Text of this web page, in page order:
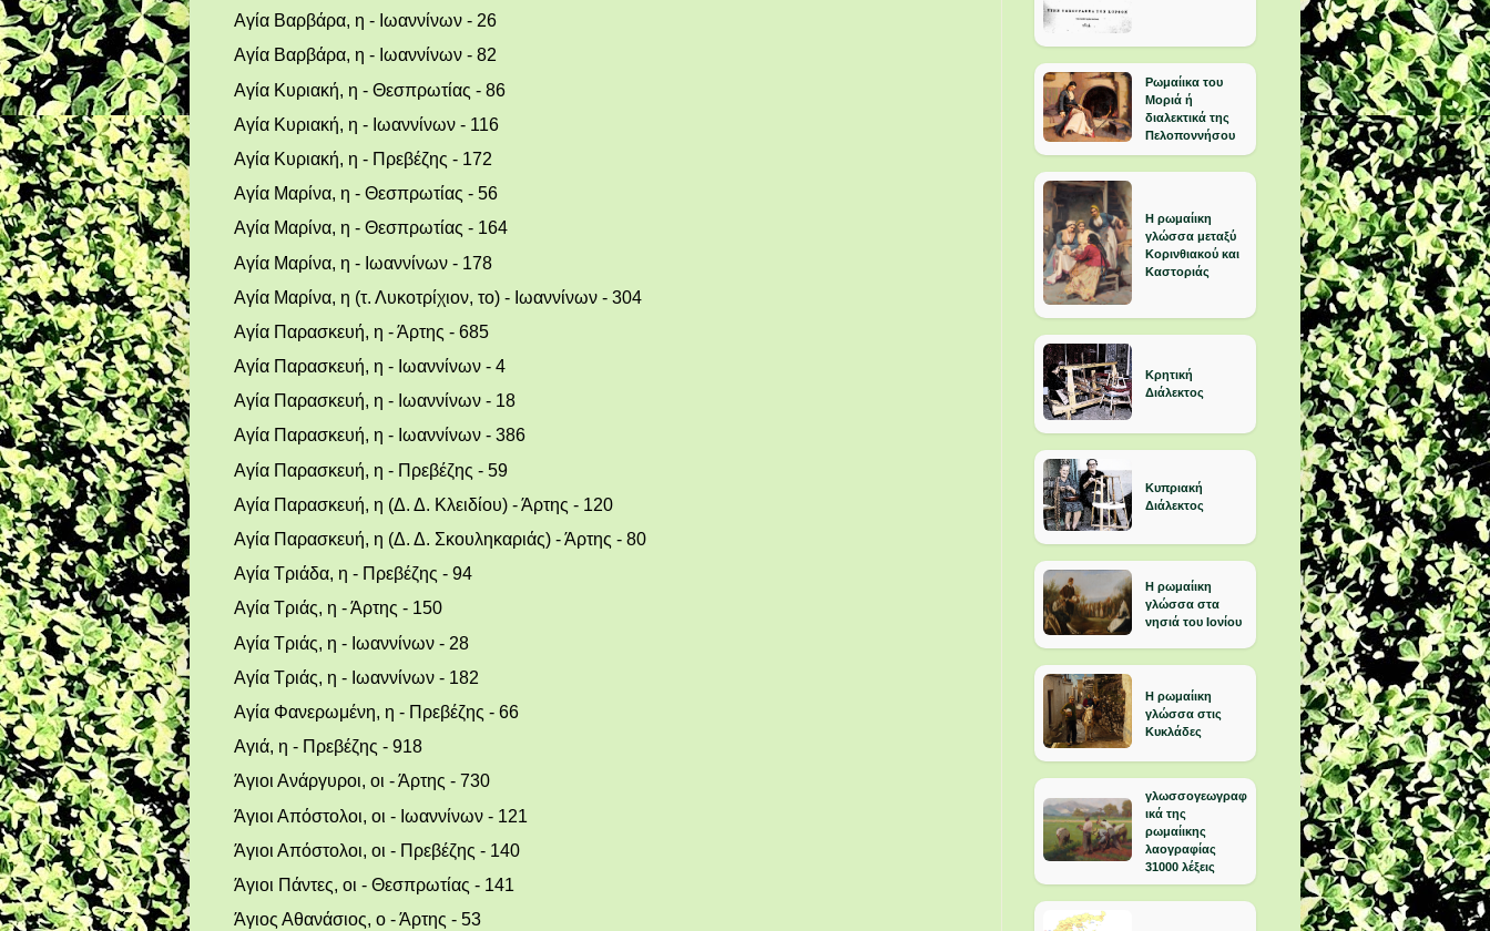
Αγία Βαρβάρα, η - Ιωαννίνων - 26
Αγία Βαρβάρα, η - Ιωαννίνων - 82
Αγία Κυριακή, η - Θεσπρωτίας - 86
Αγία Κυριακή, η - Ιωαννίνων - 116
Αγία Κυριακή, η - Πρεβέζης - 172
Αγία Μαρίνα, η - Θεσπρωτίας - 56
Αγία Μαρίνα, η - Θεσπρωτίας - 164
Αγία Μαρίνα, η - Ιωαννίνων - 178
Αγία Μαρίνα, η (τ. Λυκοτρίχιον, το) - Ιωαννίνων - 304
Αγία Παρασκευή, η - Άρτης - 685
Αγία Παρασκευή, η - Ιωαννίνων - 4
Αγία Παρασκευή, η - Ιωαννίνων - 18
Αγία Παρασκευή, η - Ιωαννίνων - 386
Αγία Παρασκευή, η - Πρεβέζης - 59
Αγία Παρασκευή, η (Δ. Δ. Κλειδίου) - Άρτης - 120
Αγία Παρασκευή, η (Δ. Δ. Σκουληκαριάς) - Άρτης - 80
Αγία Τριάδα, η - Πρεβέζης - 94
Αγία Τριάς, η - Άρτης - 150
Αγία Τριάς, η - Ιωαννίνων - 28
Αγία Τριάς, η - Ιωαννίνων - 182
Αγία Φανερωμένη, η - Πρεβέζης - 66
Αγιά, η - Πρεβέζης - 918
Άγιοι Ανάργυροι, οι - Άρτης - 730
Άγιοι Απόστολοι, οι - Ιωαννίνων - 121
Άγιοι Απόστολοι, οι - Πρεβέζης - 140
Άγιοι Πάντες, οι - Θεσπρωτίας - 141
Άγιος Αθανάσιος, ο - Άρτης - 53
Ρωμαίικα του
Μοριά ή
διαλεκτικά της
Πελοποννήσου
Η ρωμαίικη
γλώσσα μεταξύ
Κορινθιακού και
Καστοριάς
Κρητική
Διάλεκτος
Κυπριακή
Διάλεκτος
Η ρωμαίικη
γλώσσα στα
νησιά του Ιονίου
Η ρωμαίικη
γλώσσα στις
Κυκλάδες
γλωσσογεωγραφ
ικά της
ρωμαίικης
λαογραφίας
31000 λέξεις